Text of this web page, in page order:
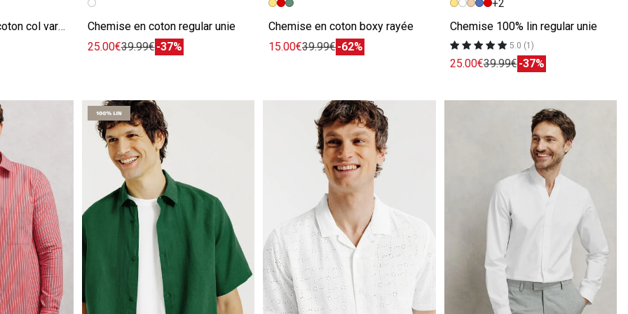
Chemisette 100% coton col vareuse effet denim
Chemise en coton regular unie
25.00€39.99€-37%
Chemise en coton boxy rayée
15.00€39.99€-62%
+2
Chemise 100% lin regular unie
5.0 (1)
25.00€39.99€-37%